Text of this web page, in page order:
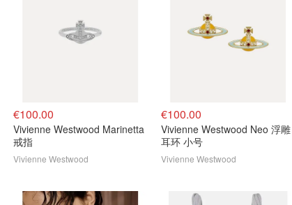
€100.00
Vivienne Westwood Marinetta
戒指
Vivienne Westwood
€100.00
Vivienne Westwood Neo 浮雕
耳环 小号
Vivienne Westwood